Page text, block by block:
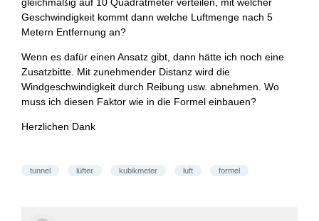
Geschwindigkeit kommt dann welche Luftmenge nach 5
Metern Entfernung an?
Wenn es dafür einen Ansatz gibt, dann hätte ich noch eine
Zusatzbitte. Mit zunehmender Distanz wird die
Windgeschwindigkeit durch Reibung usw. abnehmen. Wo
muss ich diesen Faktor wie in die Formel einbauen?
Herzlichen Dank
tunnel lüfter kubikmeter luft formel